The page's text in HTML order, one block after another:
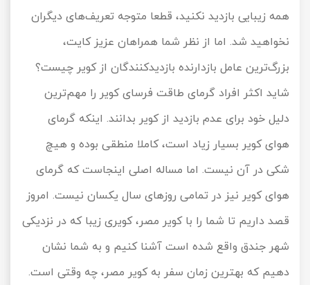
همه زیبایی بازدید نکنید، قطعا متوجه تعریف‌های دیگران
نخواهید شد. اما از نظر شما همراهان عزیز کایت،
بزرگ‌ترین عامل بازدارنده بازدیدکنندگان از کویر چیست؟
شاید اکثر افراد گرمای طاقت فرسای کویر را مهم‌ترین
دلیل خود برای عدم بازدید از کویر بدانند. اینکه گرمای
هوای کویر بسیار زیاد است، کاملا منطقی بوده و هیچ
شکی در آن نیست. اما مساله اصلی اینجاست که گرمای
هوای کویر نیز در تمامی روزهای سال یکسان نیست. امروز
قصد داریم تا شما را با کویر مصر، کویری زیبا که در نزدیکی
شهر جندق واقع شده است آشنا کنیم و به شما نشان
دهیم که بهترین زمان سفر به کویر مصر، چه وقتی است.
تور آفرود